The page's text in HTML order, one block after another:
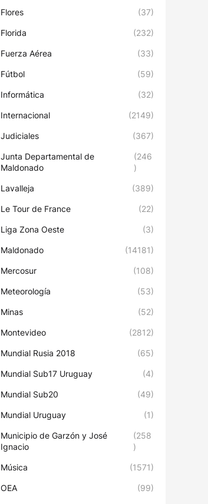
Flores (37)
Florida (232)
Fuerza Aérea (33)
Fútbol (59)
Informática (32)
Internacional (2149)
Judiciales (367)
Junta Departamental de
Maldonado
(246
)
Lavalleja (389)
Le Tour de France (22)
Liga Zona Oeste (3)
Maldonado (14181)
Mercosur (108)
Meteorología (53)
Minas (52)
Montevideo (2812)
Mundial Rusia 2018 (65)
Mundial Sub17 Uruguay (4)
Mundial Sub20 (49)
Mundial Uruguay (1)
Municipio de Garzón y José
Ignacio
(258
)
Música (1571)
OEA (99)